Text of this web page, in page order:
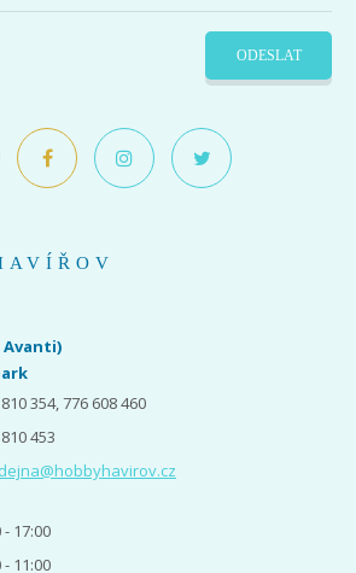
ODESLAT
Avanti)
354, 776 608 460
453
- 17:00
- 11:00